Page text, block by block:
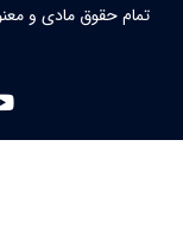
تمام حقوق مادی و